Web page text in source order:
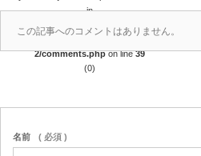
in
/home/r4688280/public_html/takedataro.c
om/wp-content/themes/amore_tcd028-
2/comments.phpon line39
(0)
この記事へのコメントはありません。
名前 ( 必須 )